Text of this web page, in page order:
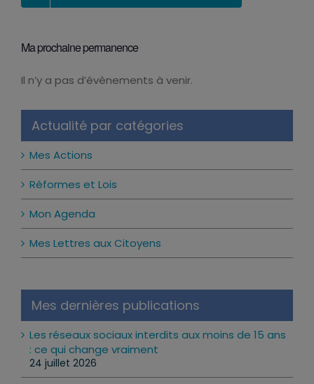
Ma prochaine permanence
Notice
Il n’y a pas d’évènements à venir.
Actualité par catégories
Mes Actions
Réformes et Lois
Mon Agenda
Mes Lettres aux Citoyens
Mes dernières publications
Les réseaux sociaux interdits aux moins de 15 ans
: ce qui change vraiment
24 juillet 2026